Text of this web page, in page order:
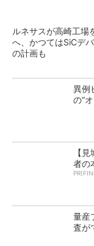
ルネサスが高崎工場
へ、かつてはSiCデ
の計画も
異例
の“
【
者の
量産
査が